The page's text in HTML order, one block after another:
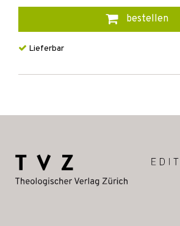
bestellen
Lieferbar